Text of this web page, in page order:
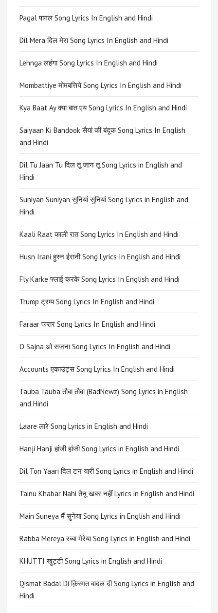
Pagal पागल Song Lyrics In English and Hindi
Dil Mera दिल मेरा Song Lyrics In English and Hindi
Lehnga लहंगा Song Lyrics In English and Hindi
Mombattiye मोमबत्तिये Song Lyrics In English and Hindi
Kya Baat Ay क्या बात एय Song Lyrics In English and Hindi
Saiyaan Ki Bandook सैयां की बंदूक Song Lyrics In English
and Hindi
Dil Tu Jaan Tu दिल तू जान तू Song Lyrics in English and
Hindi
Suniyan Suniyan सुनियां सुनियां Song Lyrics in English and
Hindi
Kaali Raat काली रात Song Lyrics In English and Hindi
Husn Irani हुस्न ईरानी Song Lyrics In English and Hindi
Fly Karke फ्लाई करके Song Lyrics In English and Hindi
Trump ट्रम्प Song Lyrics In English and Hindi
Faraar फरार Song Lyrics In English and Hindi
O Sajna ओ सजना Song Lyrics In English and Hindi
Accounts एकाउंट्स Song Lyrics In English and Hindi
Tauba Tauba तौबा तौबा (BadNewz) Song Lyrics in English
and Hindi
Laare लारे Song Lyrics in English and Hindi
Hanji Hanji हांजी हांजी Song Lyrics in English and Hindi
Dil Ton Yaari दिल टन यारी Song Lyrics in English and Hindi
Tainu Khabar Nahi तैनू खबर नहीं Lyrics in English and Hindi
Main Suneya मैं सुनेया Song Lyrics in English and Hindi
Rabba Mereya रब्बा मेरेया Song Lyrics in English and Hindi
KHUTTI खुट्टी Song Lyrics in English and Hindi
Qismat Badal Di क़िस्मत बादल दी Song Lyrics in English and
Hindi